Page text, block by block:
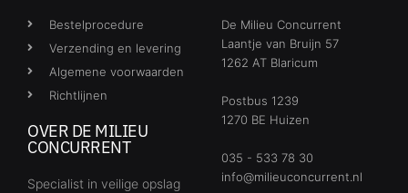
Bestelprocedure
Verzending en levering
Algemene voorwaarden
Richtlijnen
OVER DE MILIEU
CONCURRENT
Specialist in veilige opslag
De Milieu Concurrent
Laantje van Bruijn 57
1262 AT Blaricum
Postbus 1239
1270 BE Huizen
035 - 533 78 30
info@milieuconcurrent.nl